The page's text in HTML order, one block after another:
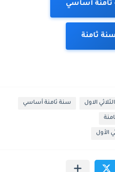
ثامنة أساسي
ثامنة
الاول سنة ثامنة أساسي